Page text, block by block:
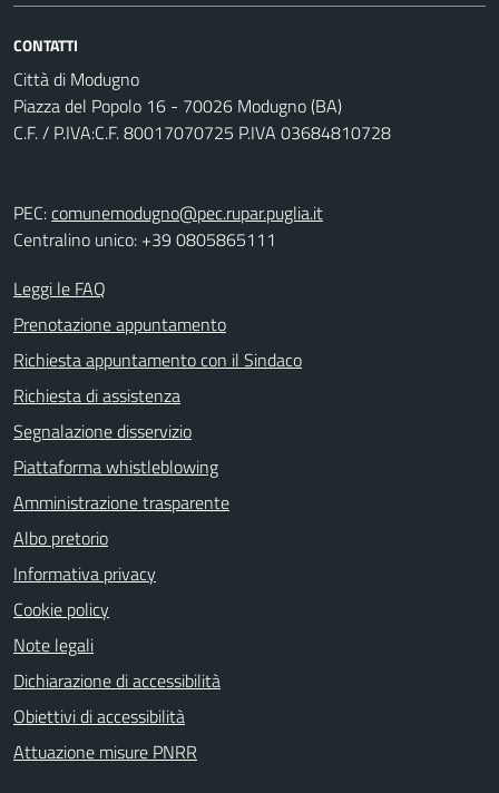
CONTATTI
Città di Modugno
Piazza del Popolo 16 - 70026 Modugno (BA)
C.F. / P.IVA:C.F. 80017070725 P.IVA 03684810728
PEC:comunemodugno@pec.rupar.puglia.it
Centralino unico: +39 0805865111
Leggi le FAQ
Prenotazione appuntamento
Richiesta appuntamento con il Sindaco
Richiesta di assistenza
Segnalazione disservizio
Piattaforma whistleblowing
Amministrazione trasparente
Albo pretorio
Informativa privacy
Cookie policy
Note legali
Dichiarazione di accessibilità
Obiettivi di accessibilità
Attuazione misure PNRR